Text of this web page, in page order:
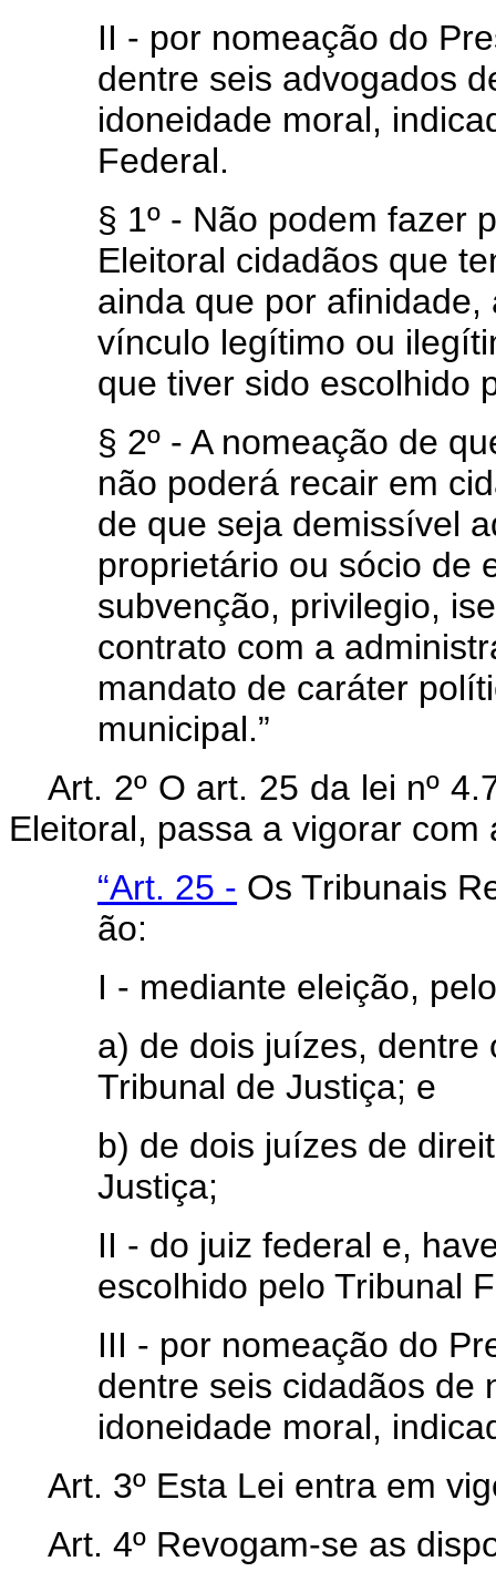
II - por nomeação do
dentre seis advogados
idoneidade moral,
Federal.
§ 1º - Não podem fazer
Eleitoral cidadãos que
ainda que por
vínculo legítimo ou
que tiver sido escolhido
§ 2º - A nomeação de
não poderá recair em
de que seja demissível
proprietário ou sócio de
subvenção, privilegio,
contrato com a
mandato de caráter
municipal.”
Art. 2º O art. 25 da lei nº
Eleitoral, passa a vigorar com
“Art. 25 - Os Tribunais
ão:
I - mediante eleição,
a) de dois juízes, dentre
Tribunal de Justiça; e
b) de dois juízes de
Justiça;
II - do juiz federal e,
escolhido pelo Tribunal
III - por nomeação do
dentre seis cidadãos de
idoneidade moral,
Art. 3º Esta Lei entra em
Art. 4º Revogam-se as